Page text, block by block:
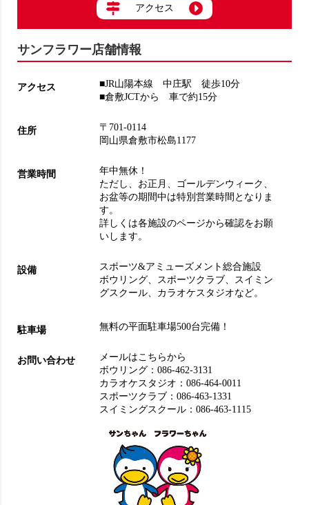
アクセス
サンフラワー店舗情報
アクセス
■JR山陽本線 中庄駅 徒歩10分
■倉敷JCTから 車で約15分
住所
〒701-0114
岡山県倉敷市松島1177
営業時間
年中無休！
ただし、お正月、ゴールデンウィーク、
お盆等の期間中は特別営業時間となりま
す。
詳しくは各施設のページから確認をお願
いします。
設備
スポーツ&アミューズメント総合施設
ボウリング、 スポーツクラブ、 スイミン
グスクール、 カラオケスタジオなど。
駐車場 無料の平面駐車場500台完備！
お問い合わせ
メールはこちらから
ボウリング：086-462-3131
カラオケスタジオ：086-464-0011
スポーツクラブ：086-463-1331
スイミングスクール：086-463-1115